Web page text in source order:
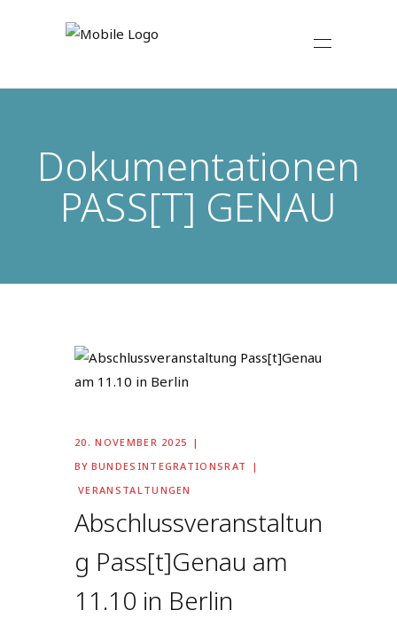
Dokumentationen
PASS[T] GENAU
20. NOVEMBER 2025
BY BUNDESINTEGRATIONSRAT
VERANSTALTUNGEN
Abschlussveranstaltun
g Pass[t]Genau am
11.10 in Berlin